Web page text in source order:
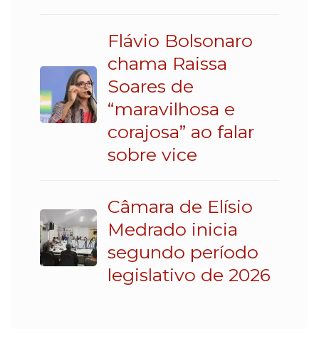
Flávio Bolsonaro
chama Raissa
Soares de
“maravilhosa e
corajosa” ao falar
sobre vice
Câmara de Elísio
Medrado inicia
segundo período
legislativo de 2026